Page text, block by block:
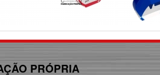
PRÓPRIA